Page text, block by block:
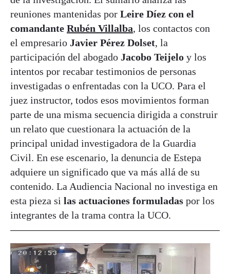
reuniones mantenidas por Leire Díez con el
comandante Rubén Villalba, los contactos con
el empresario Javier Pérez Dolset, la
participación del abogado Jacobo Teijelo y los
intentos por recabar testimonios de personas
investigadas o enfrentadas con la UCO. Para el
juez instructor, todos esos movimientos forman
parte de una misma secuencia dirigida a construir
un relato que cuestionara la actuación de la
principal unidad investigadora de la Guardia
Civil. En ese escenario, la denuncia de Estepa
adquiere un significado que va más allá de su
contenido. La Audiencia Nacional no investiga en
esta pieza si las actuaciones formuladas por los
integrantes de la trama contra la UCO.